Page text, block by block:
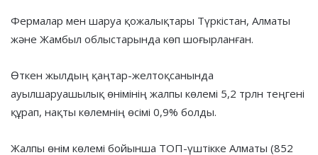
Фермалар мен шаруа қожалықтары Түркістан, Алматы
және Жамбыл облыстарында көп шоғырланған.
Өткен жылдың қаңтар-желтоқсанында
ауылшаруашылық өнімінің жалпы көлемі 5,2 трлн теңгені
құрап, нақты көлемнің өсімі 0,9% болды.
Жалпы өнім көлемі бойынша ТОП-үштікке Алматы (852